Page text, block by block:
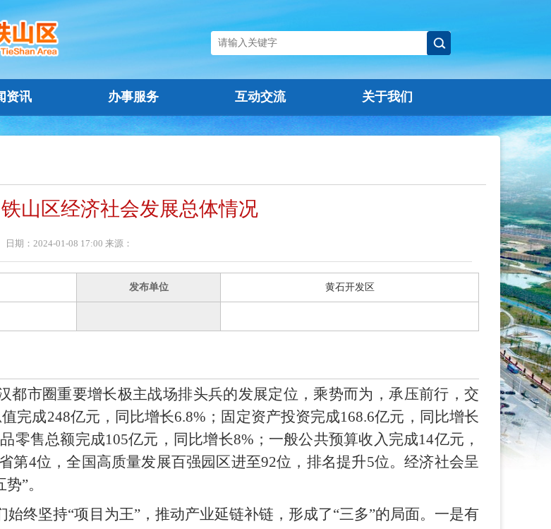
资讯 办事服务 互动交流 关于我们
山区经济社会发展总体情况
日期：2024-01-08 17:00 来源：
发布单位 黄石开发区
都市圈重要增长极主战场排头兵的发展定位，乘势而为，承压前行，交
完成248亿元，同比增长6.8%；固定资产投资完成168.6亿元，同比增长
零售总额完成105亿元，同比增长8%；一般公共预算收入完成14亿元，
第4位，全国高质量发展百强园区进至92位，排名提升5位。经济社会呈
”。
终坚持“项目为王”，推动产业延链补链，形成了“三多”的局面。一是有